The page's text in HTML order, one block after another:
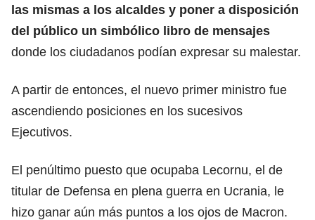
las mismas a los alcaldes y poner a disposición
del público un simbólico libro de mensajes
donde los ciudadanos podían expresar su malestar.
A partir de entonces, el nuevo primer ministro fue
ascendiendo posiciones en los sucesivos
Ejecutivos.
El penúltimo puesto que ocupaba Lecornu, el de
titular de Defensa en plena guerra en Ucrania, le
hizo ganar aún más puntos a los ojos de Macron.